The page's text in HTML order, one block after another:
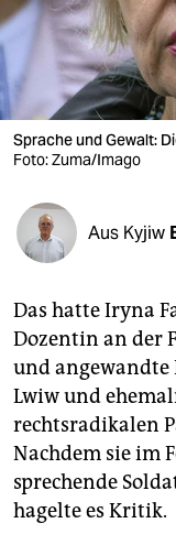
verlag
verlag
veranstaltungen
fragen & hilfe
unterstützen
abo
genossenschaft
epaper login
Sprache und Gewalt:
Foto: Zuma/Imago
Aus Kyjiw
Das hatte Iryna
Dozentin an der
und
Lwiw und
rechtsradikalen
Nachdem sie im
sprechende
hagelte es Kritik.